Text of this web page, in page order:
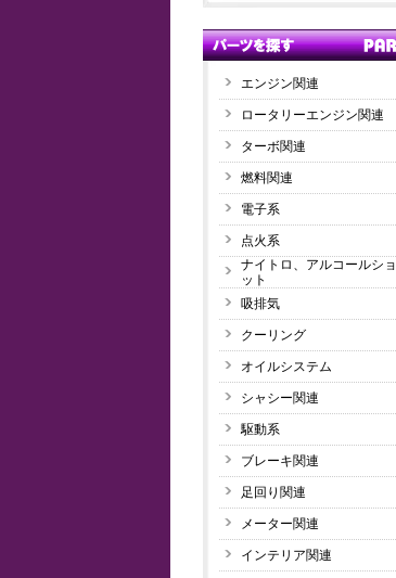
エンジン関連
ロータリーエンジン関連
ターボ関連
燃料関連
電子系
点火系
ナイトロ、アルコールショ
ット
吸排気
クーリング
オイルシステム
シャシー関連
駆動系
ブレーキ関連
足回り関連
メーター関連
インテリア関連